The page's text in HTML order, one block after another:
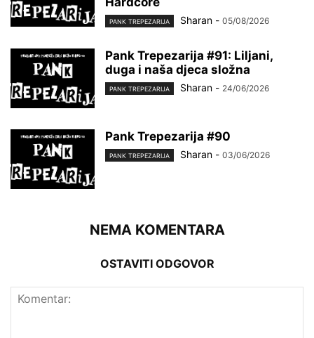
PANK TREPEZARIJA Sharan - 05/08/2026
Pank Trepezarija #91: Liljani,
duga i naša djeca složna
PANK TREPEZARIJA Sharan - 24/06/2026
Pank Trepezarija #90
PANK TREPEZARIJA Sharan - 03/06/2026
NEMA KOMENTARA
OSTAVITI ODGOVOR